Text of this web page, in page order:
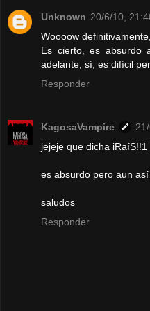
Unknown 20/6/10,
Woooow
Es cierto, es absurdo
adelante, sí, es difícil
Responder
KagosaVampire
jejeje que dicha iRaíS!!1
es absurdo pero aun así
saludos
Responder